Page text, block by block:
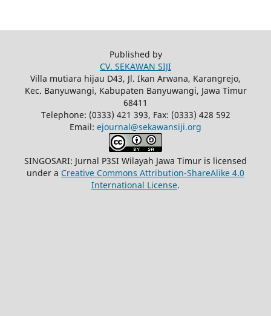
Published by
CV. SEKAWAN SIJI
Villa mutiara hijau D43, Jl. Ikan Arwana, Karangrejo,
Kec. Banyuwangi, Kabupaten Banyuwangi, Jawa Timur
68411
Telephone: (0333) 421 393, Fax: (0333) 428 592
Email: ejournal@sekawansiji.org
SINGOSARI: Jurnal P3SI Wilayah Jawa Timur is licensed
under a Creative Commons Attribution-ShareAlike 4.0
International License.